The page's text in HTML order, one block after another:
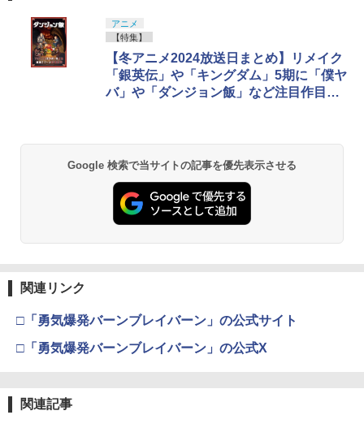
スプラトゥーン レイダース|オンライン
コード版
￥5,832
￥6,446
PlayStation 5 デジタル・エディション
日本語専用 Console Language: Japan
ese only (CFI-2200B01)
￥55,000
2
￥7,286
【純正品】DualSense ワイヤレスコン
【純正品】Xbox ワイヤレス コントロー
ラー + USB-C® ケーブル
￥8,300
￥7,681
【純正品】Xbox ワイヤレス コントロー
ラー (カーボンブラック)
【純正品】Xbox 充電式バッテリー + US
B-C ケーブル
劇場版「鬼滅の刃」無限城編 第一章 猗
窩座再来 通常版 [Blu-ray]
￥3,982
￥3,523
り来たる！スタジオ描き下ろしイラスト
アニメ
【特集】
【冬アニメ2024放送日まとめ】リメイク
「銀英伝」や「キングダム」5期に「僕ヤ
バ」や「ダンジョン飯」など注目作目白
Google 検索で当サイトの記事を優先表示させる
関連リンク
□「勇気爆発バーンブレイバーン」の公式サイト
□「勇気爆発バーンブレイバーン」の公式X
関連記事